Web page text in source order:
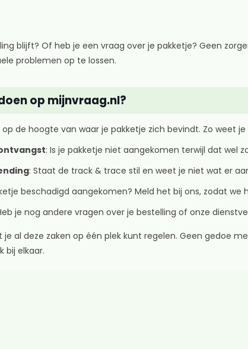
blijft? Of heb je een vraag over je pakketje? Geen
problemen op te lossen.
op mijnvraag.nl?
op de hoogte van waar je pakketje zich bevindt. Zo weet
: Is je pakketje niet aangekomen terwijl dat wel
: Staat de track & trace stil en weet je niet wat er
beschadigd aangekomen? Meld het bij ons, zodat we
je nog andere vragen over je bestelling of onze
je al deze zaken op één plek kunt regelen. Geen gedoe
bij elkaar.